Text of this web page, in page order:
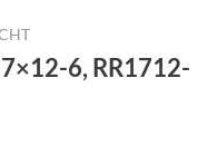
6, RR1712-